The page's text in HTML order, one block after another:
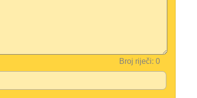
Broj riječi: